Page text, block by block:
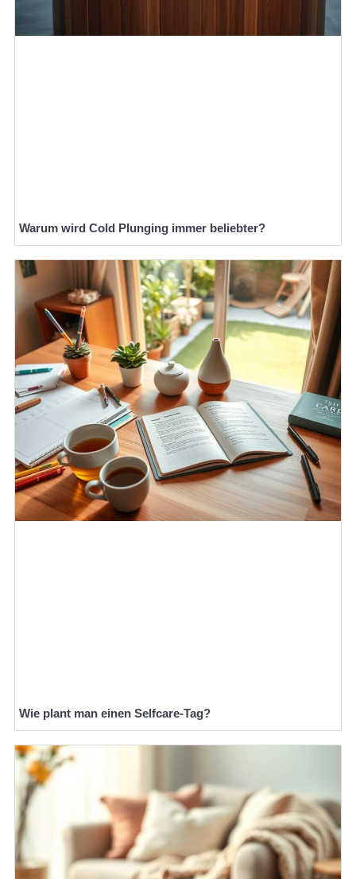
Warum wird Cold Plunging immer beliebter?
Wie plant man einen Selfcare-Tag?